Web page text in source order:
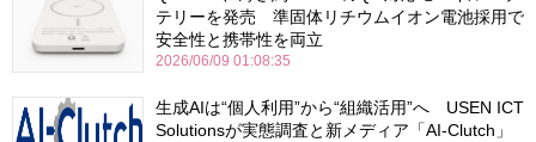
テリーを発売 準固体リチウムイオン電池採用で
安全性と携帯性を両立
2026/06/09 01:08:35
生成AIは“個人利用”から“組織活用”へ USEN ICT
Solutionsが実態調査と新メディア「AI-Clutch」